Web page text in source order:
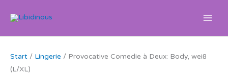
Inhalt
Start / Lingerie / Provocative Comedie à Deux: Body, weiß
(L/XL)